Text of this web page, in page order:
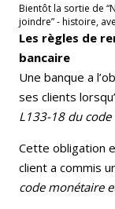
Bientôt la sortie de
joindre” - histoire,
Les règles de
bancaire
Une banque a
ses clients
L133-18 du
Cette obligation
client a commis
code monétaire